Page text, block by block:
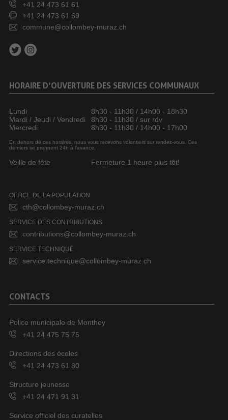
+41 24 473 61 61
+41 24 473 61 69
commune@collombey-muraz.ch
HORAIRE D’OUVERTURE DES SERVICES COMMUNAUX
Lundi
8h30 - 11h30 / 14h00 - 18h30
Mardi / Jeudi / Vendredi
8h30 - 11h30 / sur rdv
Mercredi
8h30 - 11h30 / 14h00 - 17h00
En dehors de ces horaires, nous vous recevons volontiers sur rendez-vous. Ces
derniers se prennent 24h à l’avance.
Veille de fête Fermeture 1 heure plus tôt!
OFFICE DE LA POPULATION
cth@collombey-muraz.ch
SERVICE DES CONTRIBUTIONS
contributions@collombey-muraz.ch
SERVICE TECHNIQUE
service.technique@collombey-muraz.ch
CONTACTS
Police municipale de Monthey
+41 24 475 75 75
Directions des écoles
+41 24 473 61 80
Structure jeunesse
+41 24 471 91 31
Service officiel des curatelles